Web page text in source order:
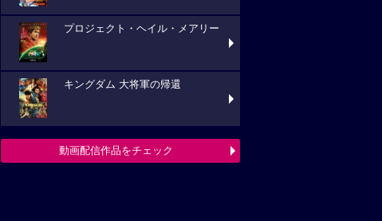
プロジェクト・ヘイル・メアリー
キングダム 大将軍の帰還
動画配信作品をチェック